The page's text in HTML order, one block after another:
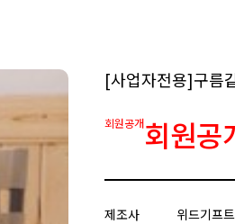
[사업자전용]구름
회원공개회원공
제조사
위드기프